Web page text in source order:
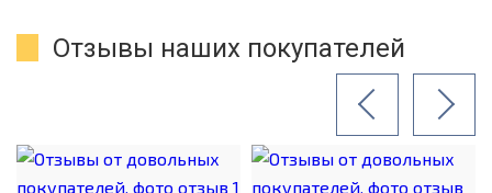
Отзывы наших покупателей